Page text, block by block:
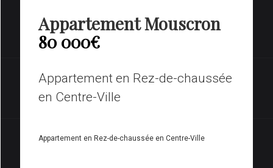
Appartement Mouscron
80 000€
Appartement en Rez-de-chaussée
en Centre-Ville
Appartement en Rez-de-chaussée en Centre-Ville